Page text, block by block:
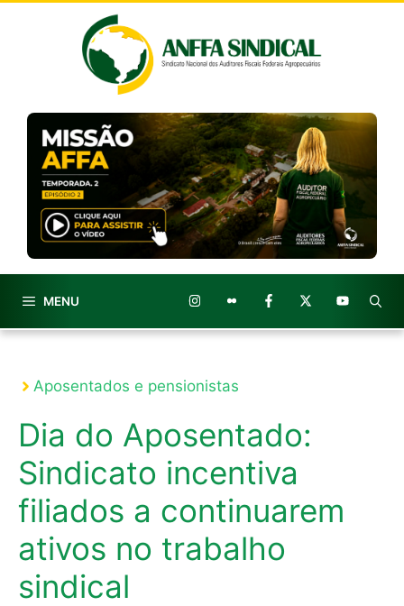
MENU
Aposentados e pensionistas
Dia do Aposentado:
Sindicato incentiva
filiados a continuarem
ativos no trabalho
sindical